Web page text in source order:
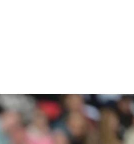
Кабинета министров
«Хезболла» по Голанским